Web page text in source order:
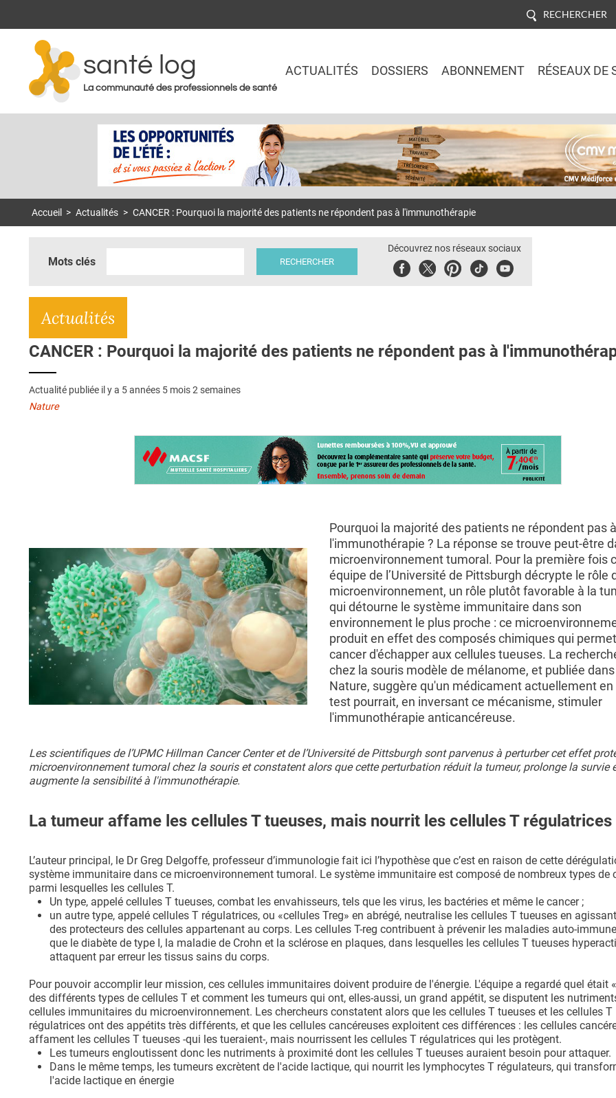
RECHERCHER
santé log
La communauté des professionnels de santé
ACTUALITÉS DOSSIERS ABONNEMENT RÉSEAUX DE
Accueil > Actualités > CANCER : Pourquoi la majorité des patients ne répondent pas à l'immunothérapie
Mots clés
Découvrez nos réseaux sociaux
FacebookTwitterPinterest
TiktokYoubute
Actualités
CANCER : Pourquoi la majorité des patients ne répondent pas à
Actualité publiée il y a 5 années 5 mois 2 semaines
Nature
Pourquoi la majorité des patients ne répondent pas à
l'immunothérapie ? La réponse se trouve peut-être
microenvironnement tumoral. Pour la première fois
équipe de l’Université de Pittsburgh décrypte le rôle
microenvironnement, un rôle plutôt favorable à la
qui détourne le système immunitaire dans son
environnement le plus proche : ce
produit en effet des composés chimiques qui
cancer d'échapper aux cellules tueuses. La
chez la souris modèle de mélanome, et publiée
Nature, suggère qu'un médicament actuellement en
test pourrait, en inversant ce mécanisme, stimuler
l'immunothérapie anticancéreuse.
Les scientifiques de l’UPMC Hillman Cancer Center et de l’Université de Pittsburgh sont parvenus à perturber cet effet
microenvironnement tumoral chez la souris et constatent alors que cette perturbation réduit la tumeur, prolonge la survie
augmente la sensibilité à l'immunothérapie.
La tumeur affame les cellules T tueuses, mais nourrit les cellules T régulatrices
L’auteur principal, le Dr Greg Delgoffe, professeur d’immunologie fait ici l’hypothèse que c’est en raison de cette
système immunitaire dans ce microenvironnement tumoral. Le système immunitaire est composé de nombreux types de
parmi lesquelles les cellules T.
Un type, appelé cellules T tueuses, combat les envahisseurs, tels que les virus, les bactéries et même le cancer ;
un autre type, appelé cellules T régulatrices, ou «cellules Treg» en abrégé, neutralise les cellules T tueuses en
des protecteurs des cellules appartenant au corps. Les cellules T-reg contribuent à prévenir les maladies auto-
que le diabète de type I, la maladie de Crohn et la sclérose en plaques, dans lesquelles les cellules T tueuses
attaquent par erreur les tissus sains du corps.
Pour pouvoir accomplir leur mission, ces cellules immunitaires doivent produire de l'énergie. L'équipe a regardé quel était
des différents types de cellules T et comment les tumeurs qui ont, elles-aussi, un grand appétit, se disputent les
cellules immunitaires du microenvironnement. Les chercheurs constatent alors que les cellules T tueuses et les cellules T
régulatrices ont des appétits très différents, et que les cellules cancéreuses exploitent ces différences : les cellules
affament les cellules T tueuses -qui les tueraient-, mais nourrissent les cellules T régulatrices qui les protègent.
Les tumeurs engloutissent donc les nutriments à proximité dont les cellules T tueuses auraient besoin pour attaquer.
Dans le même temps, les tumeurs excrètent de l'acide lactique, qui nourrit les lymphocytes T régulateurs, qui
l'acide lactique en énergie